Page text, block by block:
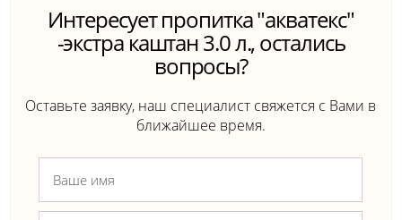
Интересует пропитка "акватекс"
-экстра каштан 3.0 л., остались
вопросы?
Оставьте заявку, наш специалист свяжется с Вами в
ближайшее время.